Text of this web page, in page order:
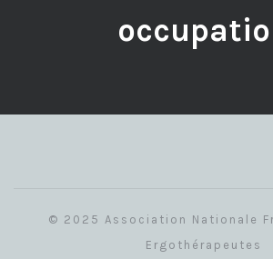
© 2025 Association Nationale
Ergothérapeutes